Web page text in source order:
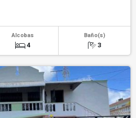
Alcobas
4
Baño(s)
3